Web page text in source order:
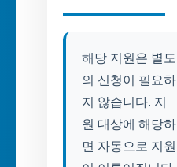
해당 지원은 별도
의 신청이 필요하
지 않습니다. 지
원 대상에 해당하
면 자동으로 지원